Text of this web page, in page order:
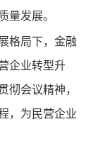
量发展。
格局下，金融
企业转型升
彻会议精神，
，为民营企业